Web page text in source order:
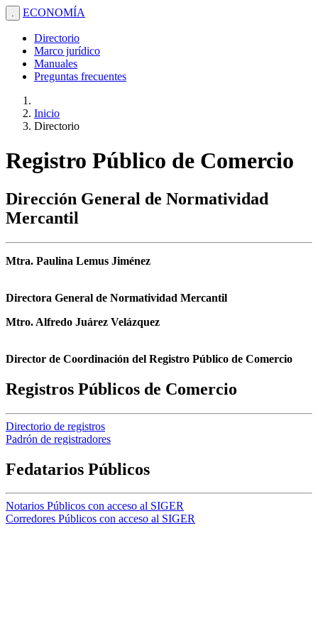
. ECONOMÍA
Directorio
Marco jurídico
Manuales
Preguntas frecuentes
Inicio
Directorio
Registro Público de Comercio
Dirección General de Normatividad
Mercantil
Mtra. Paulina Lemus Jiménez
Directora General de Normatividad Mercantil
Mtro. Alfredo Juárez Velázquez
Director de Coordinación del Registro Público de Comercio
Registros Públicos de Comercio
Directorio de registros
Padrón de registradores
Fedatarios Públicos
Notarios Públicos con acceso al SIGER
Corredores Públicos con acceso al SIGER